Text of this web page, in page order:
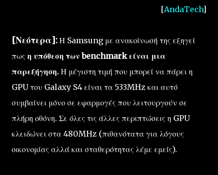
[AndaTech]
[Νεότερα]: Η Samsung με ανακοίνωσή της εξηγεί
πως η υπόθεση των benchmark είναι μια
παρεξήγηση. Η μέγιστη τιμή που μπορεί να πάρει η
GPU του Galaxy S4 είναι τα 533MHz και αυτό
συμβαίνει μόνο σε εφαρμογές που λειτουργούν σε
πλήρη οθόνη. Σε όλες τις άλλες περιπτώσεις η GPU
κλειδώνει στα 480MHz (πιθανότατα για λόγους
οικονομίας αλλά και σταθερότητας λέμε εμείς).